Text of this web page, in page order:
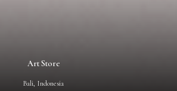
Art Store
Bali, Indonesia